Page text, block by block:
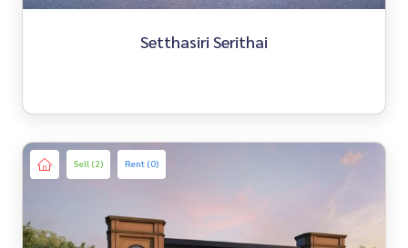
Setthasiri Serithai
Sell (2) Rent (0)